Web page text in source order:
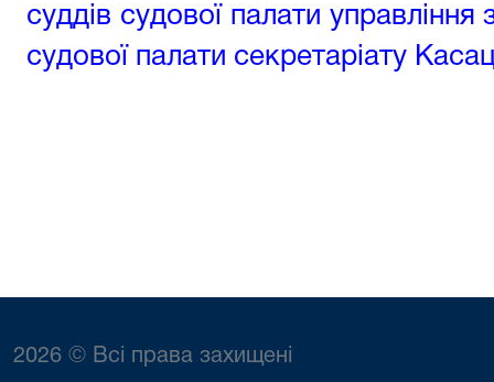
суддів судової палати
судової палати секретаріату
2026 © Всі права захищені